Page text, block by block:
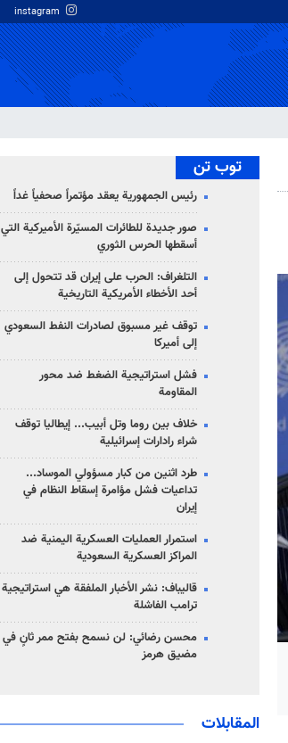
توب تن
رئيس الجمهورية يعقد مؤتمراً صحفياً غداً
صور جديدة للطائرات المسيّرة الأميركية التي
أسقطها الحرس الثوري
التلغراف: الحرب على إيران قد تتحول إلى
أحد الأخطاء الأمريكية التاريخية
توقف غير مسبوق لصادرات النفط السعودي
إلى أميركا
فشل استراتيجية الضغط ضد محور
المقاومة
خلاف بين روما وتل أبيب... إيطاليا توقف
شراء رادارات إسرائيلية
طرد اثنين من كبار مسؤولي الموساد...
تداعيات فشل مؤامرة إسقاط النظام في
إيران
استمرار العمليات العسكرية اليمنية ضد
المراكز العسكرية السعودية
قاليباف: نشر الأخبار الملفقة هي استراتيجية
ترامب الفاشلة
محسن رضائي: لن نسمح بفتح ممر ثانٍ في
مضيق هرمز
المقابلات